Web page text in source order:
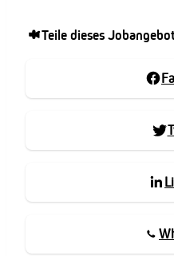
Teile dieses